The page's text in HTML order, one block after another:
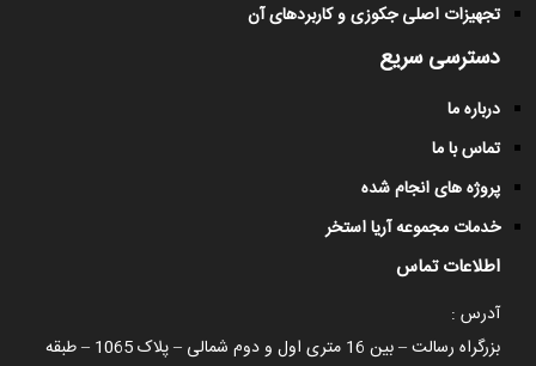
تجهیزات اصلی جکوزی و کاربردهای آن
دسترسی سریع
درباره ما
تماس با ما
پروژه های انجام شده
خدمات مجموعه آریا استخر
اطلاعات تماس
آدرس :
بزرگراه رسالت – بین 16 متری اول و دوم شمالی – پلاک 1065 – طبقه